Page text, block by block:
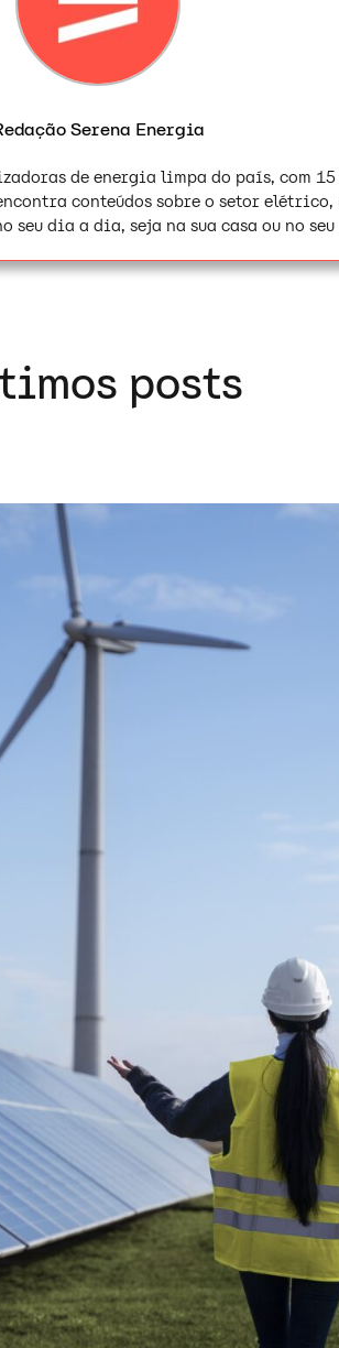
Serena Energia
de energia limpa do país, com
conteúdos sobre o setor
dia a dia, seja na sua casa ou no
posts